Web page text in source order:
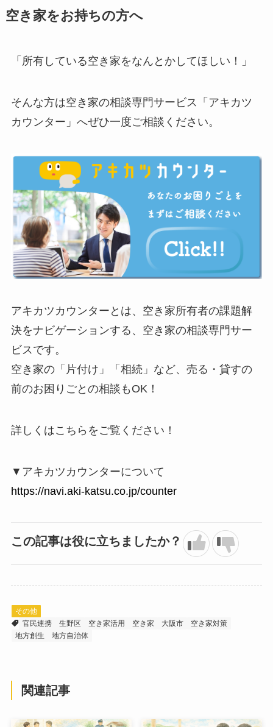
空き家をお持ちの方へ
「所有している空き家をなんとかしてほしい！」
そんな方は空き家の相談専門サービス「アキカツ
カウンター」へぜひ一度ご相談ください。
アキカツカウンターとは、空き家所有者の課題解
決をナビゲーションする、空き家の相談専門サー
ビスです。
空き家の「片付け」「相続」など、売る・貸すの
前のお困りごとの相談もOK！
詳しくはこちらをご覧ください！
▼アキカツカウンターについて
https://navi.aki-katsu.co.jp/counter
この記事は役に立ちましたか？
その他
官民連携
生野区 空き家活用 空き家 大阪市
空き家対策
地方創生
地方自治体
関連記事